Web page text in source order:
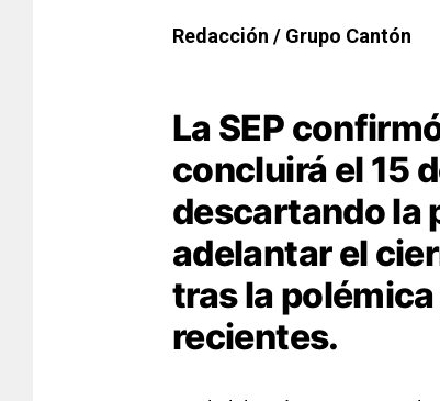
Redacción / Grupo Cantón
La SEP
concluirá el 15
descartando la
adelantar el
tras la
recientes.